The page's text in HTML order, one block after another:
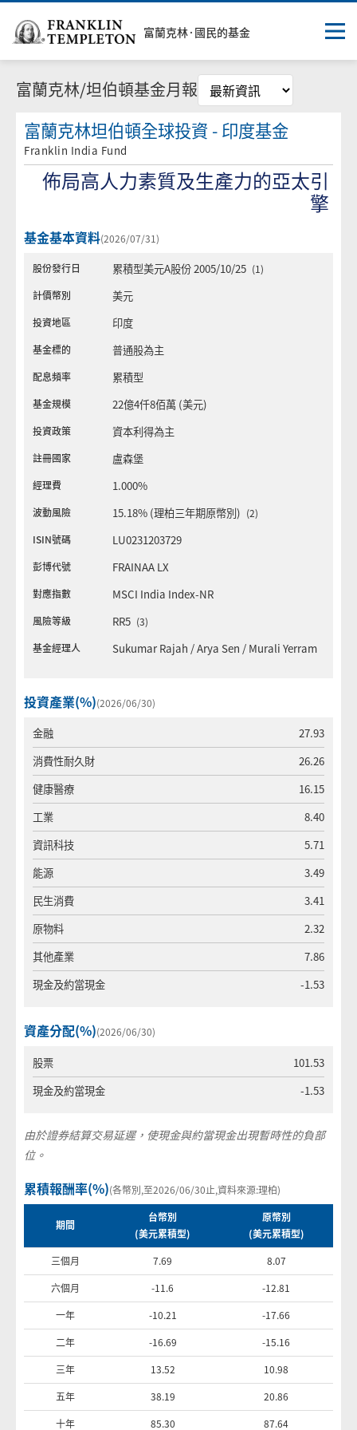
富蘭克林·國民的基金
精選基金
未核備基金月報
富蘭克林/坦伯頓基金月報
選擇月份
富蘭克林坦伯頓全球投資 印度基金
Franklin India Fund
佈局高人力素質及生產力的亞太引
擎
基金基本資料(2026/07/31)
股份發行日 累積型美元A股份 2005/10/25 (1)
計價幣別
美元
投資地區 印度
基金標的 普通股為主
配息頻率 累積型
基金規模 22億4仟8佰萬 (美元)
投資政策 資本利得為主
註冊國家 盧森堡
經理費 1.000%
波動風險 15.18% (理柏三年期原幣別) (2)
ISIN號碼
LU0231203729
彭博代號 FRAINAA LX
對應指數 MSCI India Index-NR
風險等級 RR5 (3)
基金經理人
Sukumar Rajah /Arya Sen / Murali Yerram
投資產業(%)(2026/06/30)
金融
27.93
消費性耐久財
26.26
健康醫療
16.15
工業
8.40
資訊科技
5.71
能源
3.49
民生消費
3.41
原物料
2.32
其他產業
7.86
現金及約當現金
-1.53
資產分配(%)(2026/06/30)
股票
101.53
現金及約當現金
-1.53
由於證券結算交易延遲，使現金與約當現金出現暫時性的負部
位。
累積報酬率(%)(各幣別,至2026/06/30止,資料來源:理柏)
累積報酬率表格，顯示不同期間的台幣別和原幣別報酬率
期間
台幣別
(美元累積型)
原幣別
(美元累積型)
三個月
7.69
8.07
六個月
-11.6
-12.81
一年
-10.21
-17.66
二年
-16.69
-15.16
三年
13.52
10.98
五年
38.19
20.86
十年
85.30 87.64